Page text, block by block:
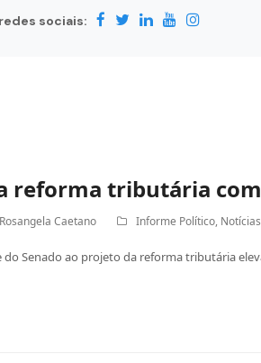
sociais:
reforma tributária
Rosangela Caetano Informe Político, Notícias
do Senado ao projeto da reforma tributária